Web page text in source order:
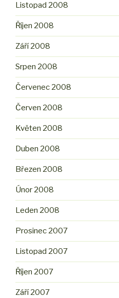
Listopad 2008
Říjen 2008
Září 2008
Srpen 2008
Červenec 2008
Červen 2008
Květen 2008
Duben 2008
Březen 2008
Únor 2008
Leden 2008
Prosinec 2007
Listopad 2007
Říjen 2007
Září 2007